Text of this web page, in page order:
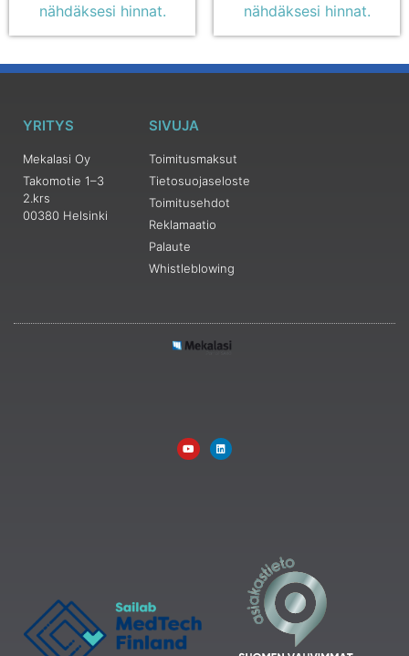
nähdäksesi hinnat.
nähdäksesi hinnat.
YRITYS
Mekalasi Oy
Takomotie 1–3
2.krs
00380 Helsinki
SIVUJA
Toimitusmaksut
Tietosuojaseloste
Toimitusehdot
Reklamaatio
Palaute
Whistleblowing